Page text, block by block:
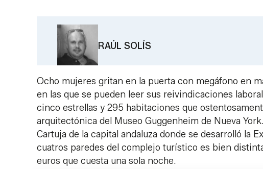
RAÚL SOLÍS
Ocho mujeres gritan en la puerta con megáfono en
en las que se pueden leer sus reivindicaciones
cinco estrellas y 295 habitaciones que
arquitectónica del Museo Guggenheim de Nueva
Cartuja de la capital andaluza donde se desarrolló la
cuatros paredes del complejo turístico es bien
euros que cuesta una sola noche.